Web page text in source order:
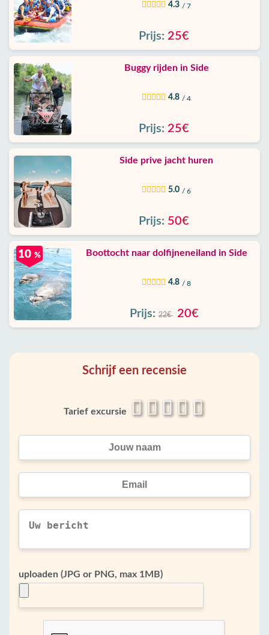
4.3 / 7
Prijs: 25€
Buggy rijden in Side
4.8 / 4
Prijs: 25€
Side prive jacht huren
5.0 / 6
Prijs: 50€
10 % Boottocht naar dolfijneneiland in Side
4.8 / 8
Prijs: 22€ 20€
Schrijf een recensie
Tarief excursie
uploaden (JPG or PNG, max 1MB)